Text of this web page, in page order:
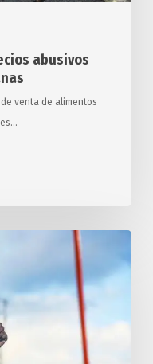
abusivos
venta de alimentos